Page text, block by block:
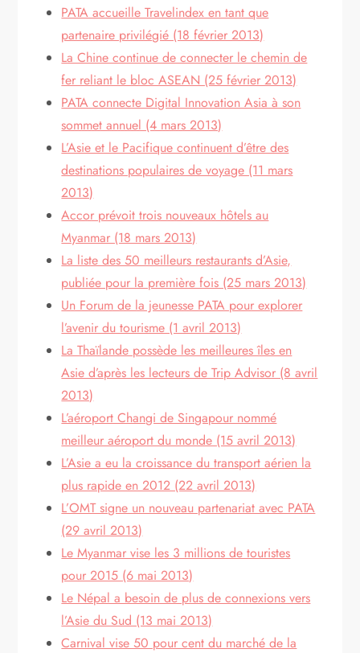
PATA accueille Travelindex en tant que
partenaire privilégié (18 février 2013)
La Chine continue de connecter le chemin de
fer reliant le bloc ASEAN (25 février 2013)
PATA connecte Digital Innovation Asia à son
sommet annuel (4 mars 2013)
L’Asie et le Pacifique continuent d’être des
destinations populaires de voyage (11 mars
2013)
Accor prévoit trois nouveaux hôtels au
Myanmar (18 mars 2013)
La liste des 50 meilleurs restaurants d’Asie,
publiée pour la première fois (25 mars 2013)
Un Forum de la jeunesse PATA pour explorer
l’avenir du tourisme (1 avril 2013)
La Thaïlande possède les meilleures îles en
Asie d’après les lecteurs de Trip Advisor (8 avril
2013)
L’aéroport Changi de Singapour nommé
meilleur aéroport du monde (15 avril 2013)
L’Asie a eu la croissance du transport aérien la
plus rapide en 2012 (22 avril 2013)
L’OMT signe un nouveau partenariat avec PATA
(29 avril 2013)
Le Myanmar vise les 3 millions de touristes
pour 2015 (6 mai 2013)
Le Népal a besoin de plus de connexions vers
l’Asie du Sud (13 mai 2013)
Carnival vise 50 pour cent du marché de la